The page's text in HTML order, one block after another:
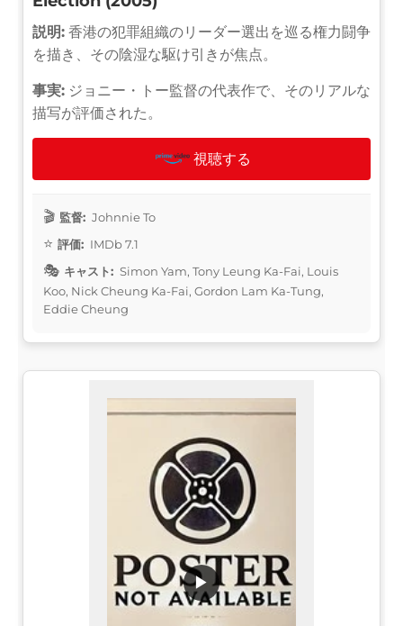
説明: 香港の犯罪組織のリーダー選出を巡る権力闘争
を描き、その陰湿な駆け引きが焦点。
事実: ジョニー・トー監督の代表作で、そのリアルな
描写が評価された。
視聴する
監督: Johnnie To
評価: IMDb 7.1
キャスト: Simon Yam, Tony Leung Ka-Fai, Louis
Koo, Nick Cheung Ka-Fai, Gordon Lam Ka-Tung,
Eddie Cheung
▶